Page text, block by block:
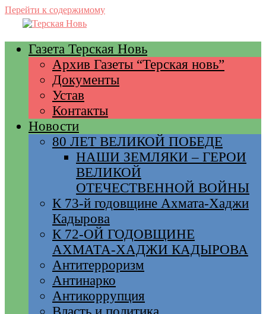
Перейти к содержимому
Газета Терская Новь
Архив Газеты “Терская новь”
Документы
Устав
Контакты
Новости
80 ЛЕТ ВЕЛИКОЙ ПОБЕДЕ
НАШИ ЗЕМЛЯКИ – ГЕРОИ
ВЕЛИКОЙ
ОТЕЧЕСТВЕННОЙ ВОЙНЫ
К 73-й годовщине Ахмата-Хаджи
Кадырова
К 72-ОЙ ГОДОВЩИНЕ
АХМАТА-ХАДЖИ КАДЫРОВА
Антитерроризм
Антинарко
Антикоррупция